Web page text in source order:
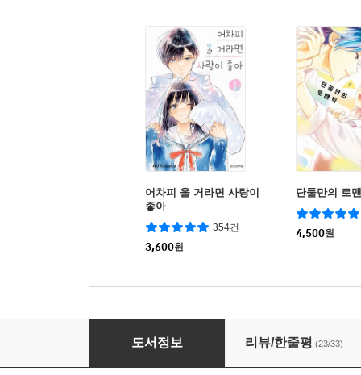
어차피 울 거라면 사랑이
좋아
354건
3,600원
단둘만의 로
4,500원
핑크와 하바네로 07권
도서정보 리뷰/한줄평 (23/33)